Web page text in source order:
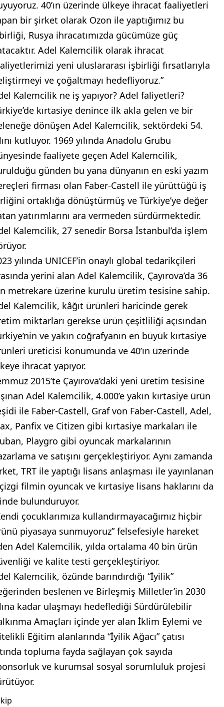
40’ın üzerinde ülkeye ihracat faaliyetleri
bir şirket olarak Ozon ile yaptığımız bu
Rusya ihracatımızda gücümüze güç
Adel Kalemcilik olarak ihracat
yeni uluslararası işbirliği fırsatlarıyla
ve çoğaltmayı hedefliyoruz.”
Kalemcilik ne iş yapıyor? Adel faliyetleri?
kırtasiye denince ilk akla gelen ve bir
dönüşen Adel Kalemcilik, sektördeki 54.
kutluyor. 1969 yılında Anadolu Grubu
faaliyete geçen Adel Kalemcilik,
günden bu yana dünyanın en eski yazım
firması olan Faber-Castell ile yürüttüğü iş
ortaklığa dönüştürmüş ve Türkiye’ye değer
yatırımlarını ara vermeden sürdürmektedir.
Kalemcilik, 27 senedir Borsa İstanbul’da işlem
yılında UNICEF’in onaylı global tedarikçileri
yerini alan Adel Kalemcilik, Çayırova’da 36
metrekare üzerine kurulu üretim tesisine sahip.
Kalemcilik, kâğıt ürünleri haricinde gerek
miktarları gerekse ürün çeşitliliği açısından
ve yakın coğrafyanın en büyük kırtasiye
üreticisi konumunda ve 40’ın üzerinde
ihracat yapıyor.
2015’te Çayırova’daki yeni üretim tesisine
Adel Kalemcilik, 4.000’e yakın kırtasiye ürün
ile Faber-Castell, Graf von Faber-Castell, Adel,
Panfix ve Citizen gibi kırtasiye markaları ile
Playgro gibi oyuncak markalarının
ve satışını gerçekleştiriyor. Aynı zamanda
TRT ile yaptığı lisans anlaşması ile yayınlanan
filmin oyuncak ve kırtasiye lisans haklarını da
bulunduruyor.
çocuklarımıza kullandırmayacağımız hiçbir
piyasaya sunmuyoruz” felsefesiyle hareket
Adel Kalemcilik, yılda ortalama 40 bin ürün
ve kalite testi gerçekleştiriyor.
Kalemcilik, özünde barındırdığı “İyilik”
beslenen ve Birleşmiş Milletler’in 2030
kadar ulaşmayı hedeflediği Sürdürülebilir
Amaçları içinde yer alan İklim Eylemi ve
Eğitim alanlarında “İyilik Ağacı” çatısı
topluma fayda sağlayan çok sayıda
ve kurumsal sosyal sorumluluk projesi